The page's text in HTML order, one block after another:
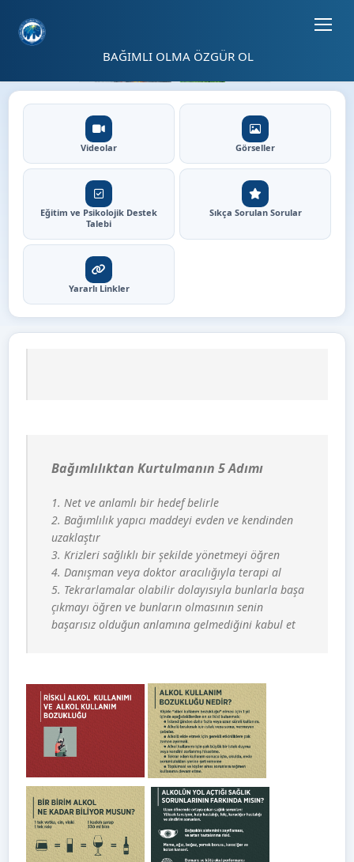
BAĞIMLI OLMA ÖZGÜR OL
Bağımlı olma özgür ol - Ana
⏸ 03 04
Hızlı Erişim
Videolar Görseller
Eğitim ve Psikolojik Destek
Talebi
Sıkça Sorulan Sorular
Yararlı Linkler
Bağımlılıktan Kurtulmanın 5 Adımı
1. Net ve anlamlı bir hedef belirle
2. Bağımlılık yapıcı maddeyi evden ve kendinden
uzaklaştır
3. Krizleri sağlıklı bir şekilde yönetmeyi öğren
4. Danışman veya doktor aracılığıyla terapi al
5. Tekrarlamalar olabilir dolayısıyla bunlarla başa
çıkmayı öğren ve bunların olmasının senin
başarısız olduğun anlamına gelmediğini kabul et